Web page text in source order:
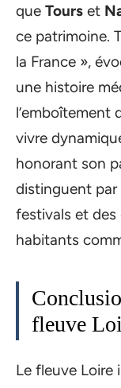
que Tours et
ce patrimoine.
la France »,
une histoire
l’emboîtement
vivre
honorant son
distinguent par
festivals et des
habitants
fleuve
Le fleuve Loire